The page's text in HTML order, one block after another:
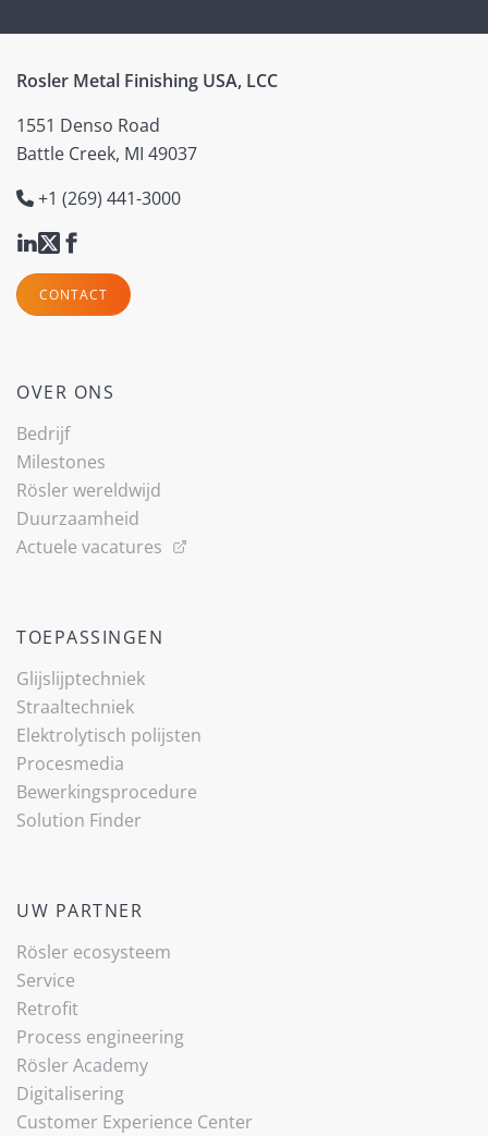
Rosler Metal Finishing USA, LCC
1551 Denso Road
Battle Creek, MI 49037
+1 (269) 441-3000
CONTACT
OVER ONS
Bedrijf
Milestones
Rösler wereldwijd
Duurzaamheid
Actuele vacatures
TOEPASSINGEN
Glijslijp­techniek
Straaltechniek
Elektrolytisch polijsten
Procesmedia
Bewerkingsprocedure
Solution Finder
UW PARTNER
Rösler ecosysteem
Service
Retrofit
Process engineering
Rösler Academy
Digitalisering
Customer Experience Center